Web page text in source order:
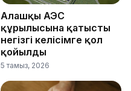
Алғашқы АЭС
құрылысына қатысты
негізгі келісімге қол
қойылды
5 тамыз, 2026